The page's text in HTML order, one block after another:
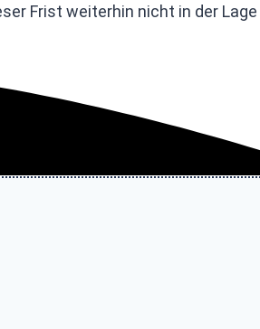
Frist weiterhin nicht in der Lage